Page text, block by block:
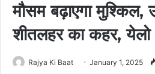
मौसम बढ़ाएगा मुश्किल,
शीतलहर का कहर, येलो
Rajya Ki Baat January 1, 2025